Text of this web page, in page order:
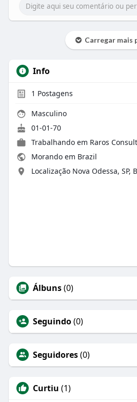
Carregar mais
Info
1 Postagens
Masculino
01-01-70
Trabalhando em Raros
Morando em Brazil
Localização Nova Odessa, SP,
Álbuns(0)
Seguindo(0)
Seguidores(0)
Curtiu (1)